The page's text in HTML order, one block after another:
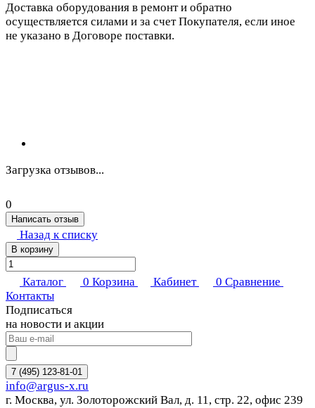
Доставка оборудования в ремонт и обратно
осуществляется силами и за счет Покупателя, если иное
не указано в Договоре поставки.
Загрузка отзывов...
0
Написать отзыв
Назад к списку
В корзину
Каталог 0 Корзина Кабинет 0 Сравнение
Контакты
Подписаться
на новости и акции
7 (495) 123-81-01
info@argus-x.ru
г. Москва, ул. Золоторожский Вал, д. 11, стр. 22, офис 239